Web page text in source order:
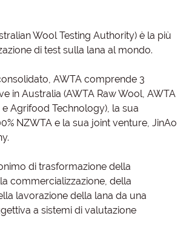
Wool Testing Authority) è la più
di test sulla lana al mondo.
AWTA comprende 3
in Australia (AWTA Raw Wool, AWTA
Agrifood Technology), la sua
NZWTA e la sua joint venture, JinAo
di trasformazione della
commercializzazione, della
lavorazione della lana da una
a sistemi di valutazione